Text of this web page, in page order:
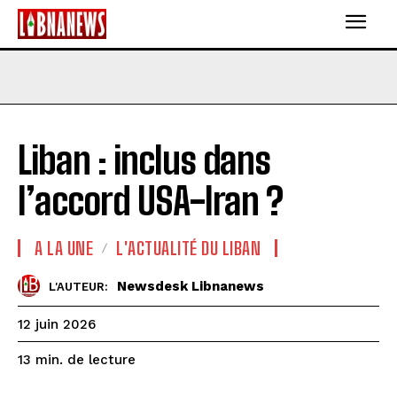
Liban : inclus dans
l’accord USA-Iran ?
A LA UNE L'ACTUALITÉ DU LIBAN
L'AUTEUR: Newsdesk Libnanews
12 juin 2026
13 min. de lecture